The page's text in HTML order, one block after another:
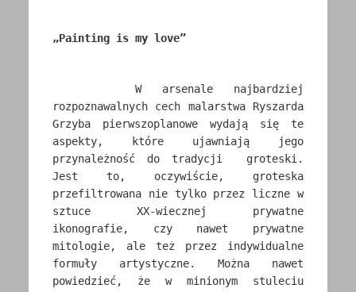
„Painting is my love”
W arsenale najbardziej
rozpoznawalnych cech malarstwa Ryszarda
Grzyba pierwszoplanowe wydają się te
aspekty, które ujawniają jego
przynależność do tradycji groteski.
Jest to, oczywiście, groteska
przefiltrowana nie tylko przez liczne w
sztuce XX-wiecznej prywatne
ikonografie, czy nawet prywatne
mitologie, ale też przez indywidualne
formuły artystyczne. Można nawet
powiedzieć, że w minionym stuleciu